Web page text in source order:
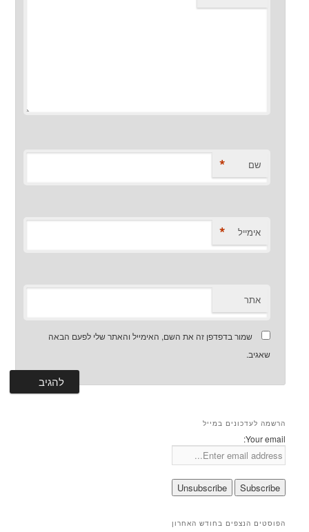
שם *
אימייל *
אתר
שמור בדפדפן זה את השם, האימייל והאתר שלי לפעם הבאה
שאגיב.
הרשמה לעדכונים במייל
Your email:
הפוסטים הנצפים בחודש האחרון